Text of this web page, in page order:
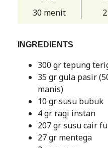
30 menit
INGREDIENTS
300 gr tepung
35 gr gula pasir
manis)
10 gr susu bubuk
4 gr ragi instan
207 gr susu cair
27 gr mentega